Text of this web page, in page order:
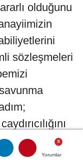
Yorumlar
Yorumlar
Yorumlar
Yorumlar
olduğunu
sözleşmeleri
katkı
yaklaşık 6,5